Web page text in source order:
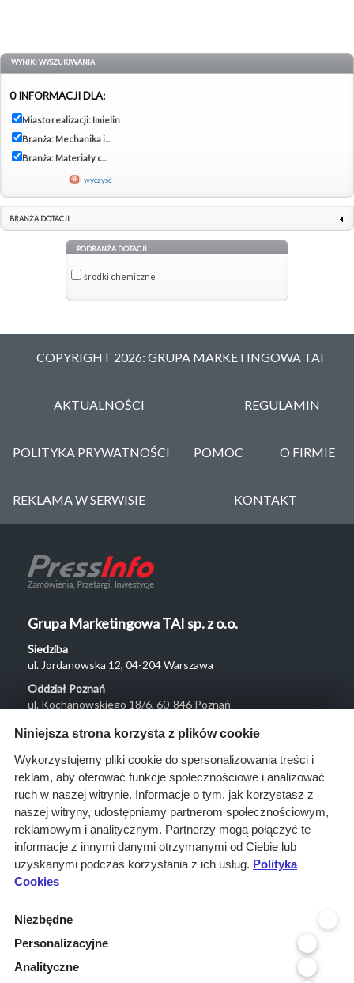
WYNIKI WYSZUKIWANIA
0 INFORMACJI DLA:
Miasto realizacji: Imielin
Branża: Mechanika i...
Branża: Materiały c...
wyczyść
BRANŻA DOTACJI
PODRANŻA DOTACJI
środki chemiczne
COPYRIGHT 2026: GRUPA MARKETINGOWA TAI
AKTUALNOŚCI REGULAMIN
POLITYKA PRYWATNOŚCI POMOC O FIRMIE
REKLAMA W SERWISIE KONTAKT
Grupa Marketingowa TAI sp. z o.o.
Siedziba
ul. Jordanowska 12, 04-204 Warszawa
Oddział Poznań
ul. Kochanowskiego 18/6, 60-846 Poznań
Menu
O nas
Rozwiązania
Monitoring
przetargów
Raporty
przetargowe
Kontakt
Kontakt
Niniejsza strona korzysta z plików cookie
Wykorzystujemy pliki cookie do spersonalizowania treści i
reklam, aby oferować funkcje społecznościowe i analizować
ruch w naszej witrynie. Informacje o tym, jak korzystasz z
naszej witryny, udostępniamy partnerom społecznościowym,
reklamowym i analitycznym. Partnerzy mogą połączyć te
informacje z innymi danymi otrzymanymi od Ciebie lub
uzyskanymi podczas korzystania z ich usług. Polityka
Cookies
Niezbędne
Personalizacyjne
Analityczne